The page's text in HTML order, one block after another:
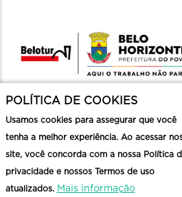
POLÍTICA DE COOKIES
Usamos cookies para assegurar que você
tenha a melhor experiência. Ao acessar
site, você concorda com a nossa Política
privacidade e nossos Termos de uso
atualizados. Mais informação